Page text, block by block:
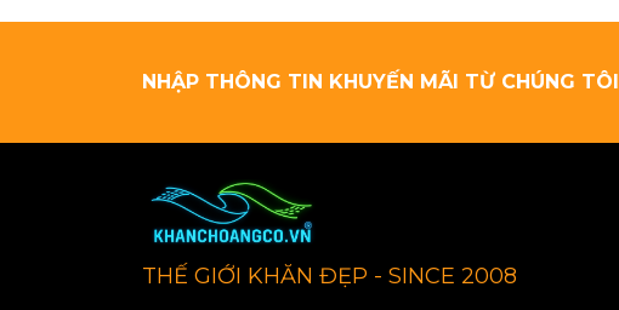
NHẬP THÔNG TIN KHUYẾN MÃI TỪ CHÚNG TÔI
THẾ GIỚI KHĂN ĐẸP - SINCE 2008